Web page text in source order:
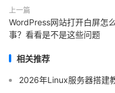
上一篇
WordPress网站打开白屏怎
事？看看是不是这些问题
相关推荐
2026年Linux服务器搭建